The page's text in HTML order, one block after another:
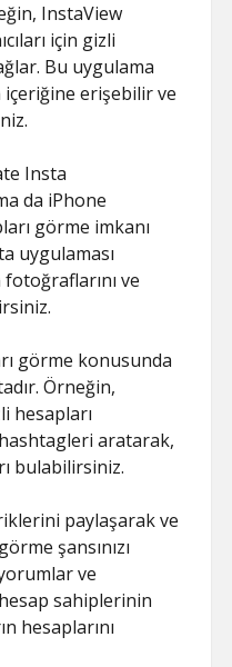
InstaView
için gizli
Bu uygulama
içeriğine erişebilir ve
Insta
da iPhone
görme imkanı
uygulaması
ve
görme konusunda
Örneğin,
hesapları
aratarak,
bulabilirsiniz.
paylaşarak ve
şansınızı
ve
sahiplerinin
hesaplarını